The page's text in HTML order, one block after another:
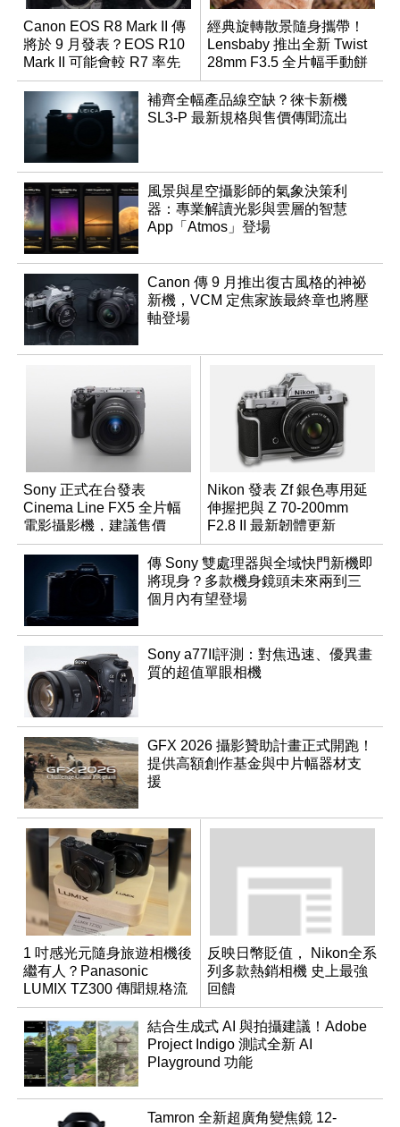
Canon EOS R8 Mark II 傳
將於 9 月發表？EOS R10
Mark II 可能會較 R7 率先
推出
經典旋轉散景隨身攜帶！
Lensbaby 推出全新 Twist
28mm F3.5 全片幅手動餅
乾鏡
補齊全幅產品線空缺？徠卡新機
SL3-P 最新規格與售價傳聞流出
風景與星空攝影師的氣象決策利
器：專業解讀光影與雲層的智慧
App「Atmos」登場
Canon 傳 9 月推出復古風格的神祕
新機，VCM 定焦家族最終章也將壓
軸登場
Sony 正式在台發表
Cinema Line FX5 全片幅
電影攝影機，建議售價
NT$144,980
Nikon 發表 Zf 銀色專用延
伸握把與 Z 70-200mm
F2.8 II 最新韌體更新
傳 Sony 雙處理器與全域快門新機即
將現身？多款機身鏡頭未來兩到三
個月內有望登場
Sony a77II評測：對焦迅速、優異畫
質的超值單眼相機
GFX 2026 攝影贊助計畫正式開跑！
提供高額創作基金與中片幅器材支
援
1 吋感光元隨身旅遊相機後
繼有人？Panasonic
LUMIX TZ300 傳聞規格流
出
反映日幣貶值， Nikon全系
列多款熱銷相機 史上最強
回饋
結合生成式 AI 與拍攝建議！Adobe
Project Indigo 測試全新 AI
Playground 功能
Tamron 全新超廣角變焦鏡 12-